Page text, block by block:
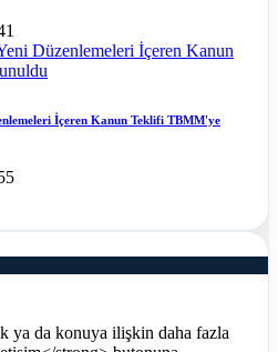
İçeren Kanun Teklifi TBMM'ye